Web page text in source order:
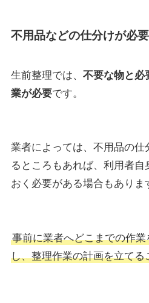
不用品などの仕分けが必
生前整理では、 不要な物と必
業が必要です。
業者によっては、不用品の
るところもあれば、利用者
おく必要がある場合もありま
事前に業者へどこまでの作
し、整理作業の計画を立てる